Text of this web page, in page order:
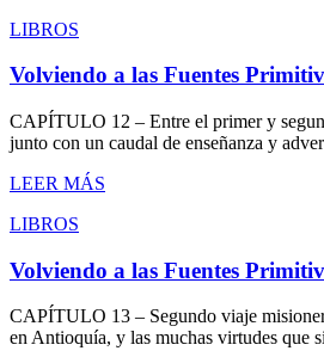
LIBROS
Volviendo a las Fuentes
CAPÍTULO 12 – Entre el primer y
junto con un caudal de enseñanza y
LEER MÁS
LIBROS
Volviendo a las Fuentes
CAPÍTULO 13 – Segundo viaje
en Antioquía, y las muchas virtudes que